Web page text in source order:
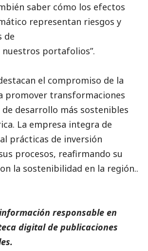
saber cómo los efectos
representan riesgos y
de
portafolios”.
el compromiso de la
promover transformaciones
de desarrollo más sostenibles
La empresa integra de
prácticas de inversión
procesos, reafirmando su
la sostenibilidad en la región..
responsable en
digital de publicaciones
.